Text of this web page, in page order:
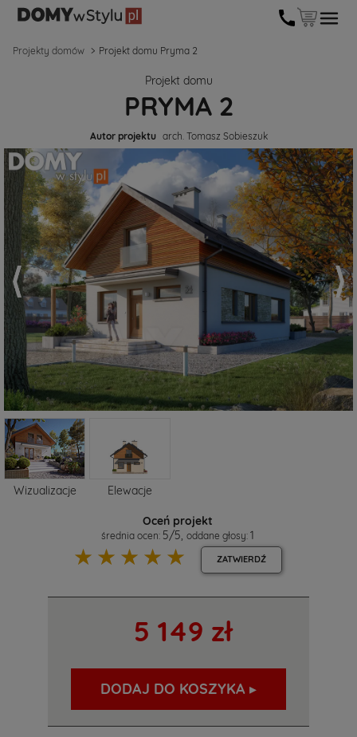
Projekty domów Projekt domu Pryma 2
Projekt domu
PRYMA 2
Autor projektu arch. Tomasz Sobieszuk
Wizualizacje Elewacje
Oceń projekt
średnia ocen: 5/5 oddane głosy: 1
☆
☆
☆
☆
☆ ZATWIERDŹ
5 149 zł
DODAJ DO KOSZYKA ▸